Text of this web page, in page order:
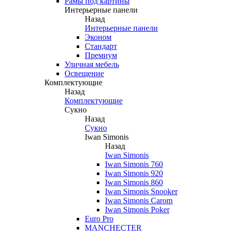
Интерьерные панели
Назад
Интерьерные панели
Эконом
Стандарт
Премиум
Уличная мебель
Освещение
Комплектующие
Назад
Комплектующие
Сукно
Назад
Сукно
Iwan Simonis
Назад
Iwan Simonis
Iwan Simonis 760
Iwan Simonis 920
Iwan Simonis 860
Iwan Simonis Snooker
Iwan Simonis Carom
Iwan Simonis Poker
Euro Pro
MANCHECTER